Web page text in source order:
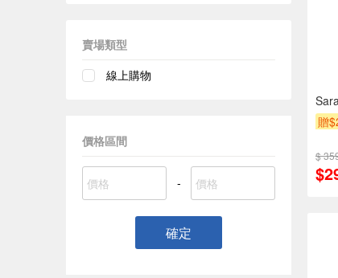
賣場類型
線上購物
價格區間
-
確定
贈
$